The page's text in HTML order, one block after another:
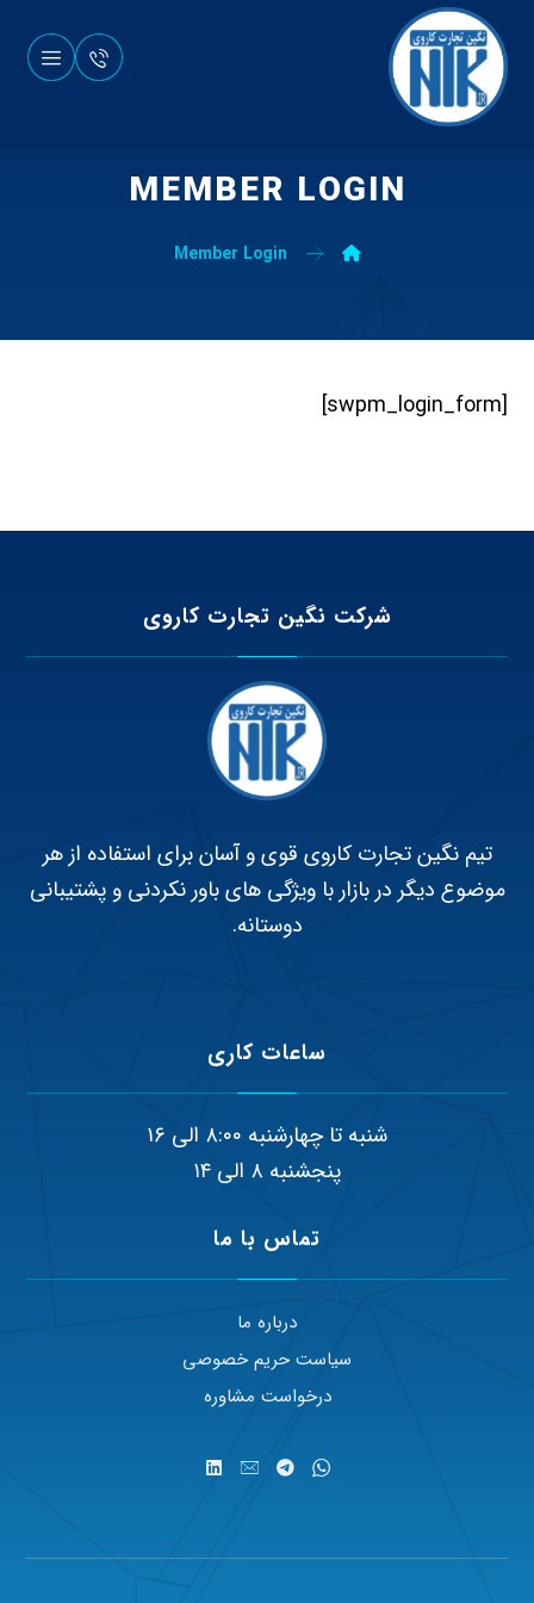
MEMBER LOGIN
Member Login
[swpm_login_form]
شرکت نگین تجارت کاروی
تیم نگین تجارت کاروی قوی و آسان برای استفاده از هر
موضوع دیگر در بازار با ویژگی های باور نکردنی و پشتیبانی
دوستانه.
ساعات کاری
شنبه تا چهارشنبه ۸:۰۰ الی ۱۶
پنجشنبه ۸ الی ۱۴
تماس با ما
درباره ما
سیاست حریم خصوصی
درخواست مشاوره